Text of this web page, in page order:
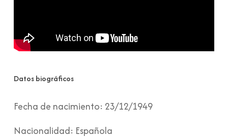
Datos biográficos
Fecha de nacimiento: 23/12/1949
Nacionalidad: Española